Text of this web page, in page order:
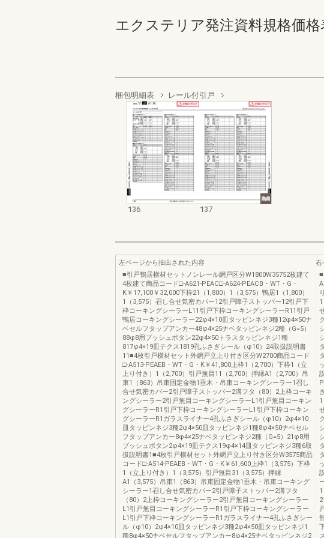
エクステリア発注資料規格価
梱包明細表 レール付引戸
136 137
左ページから抽出された内容
■引戸鴨居横材セットノンレール網戸区分W1800W35752枚建て
4枚建て商品コード□-A621-PEAC□-A624-PEACB・WT・G・
K￥17,100￥32,000下枠21（1,800）1（3,575）鴨居1（1,800）
1（3,575）召し合せ気密カバー12引戸障子ストッパー12引戸下
枠コーキングシーラーL11引戸下枠コーキングシーラーR11引戸
鴨居コーキングシーラー22φ4×10皿タッピンネジ3種12φ4×50ナ
ベセルフタップアンカー48φ4×25ナベタッピンネジ2種（G=5）
88φ8用プッシュボタン22φ4×50トラスタッピンネジ1種
817φ4×19皿テクス1819孔ふさぎシール（φ10）24取扱説明書
11■4枚引戸横材セット外網戸立上り付き区分W2700商品コード
□-A513-PEAEB・WT・G・K￥41,800上枠1（2,700）下枠1（立
上り付き）1（2,700）引戸無目11（2,700）押縁A1（2,700）吊
束1（863）吊束固定金物1垂木・吊束コーキングシーラー1召し
合せ気密カバー2引戸障子ストッパー2溝フタ（80）2上枠コーキ
ングシーラー2引戸無目コーキングシーラーL1引戸無目コーキン
グシーラーR1引戸下枠コーキングシーラーL1引戸下枠コーキン
グシーラーR1ガラスライナー4孔ふさぎシール（φ10）2φ4×10
皿タッピンネジ3種2φ4×50皿タッピンネジ1種8φ4×50ナベセル
フタップアンカー8φ4×25ナベタッピンネジ2種（G=5）21φ8用
プッシュボタン2φ4×19皿テクス19φ4×14皿タッピンネジ3種6取
扱説明書1■4枚引戸横材セット外網戸立上り付き区分W3575商品
コード□-A514-PEAEB・WT・G・K￥61,600上枠1（3,575）下枠
1（立上り付き）1（3,575）引戸無目31（3,575）押縁
A1（3,575）吊束1（863）吊束固定金物1垂木・吊束コーキング
シーラー1召し合せ気密カバー2引戸障子ストッパー2溝フタ
（80）2上枠コーキングシーラー2引戸無目コーキングシーラー
L1引戸無目コーキングシーラーR1引戸下枠コーキングシーラー
L1引戸下枠コーキングシーラーR1ガラスライナー4孔ふさぎシー
ル（φ10）2φ4×10皿タッピンネジ3種2φ4×50皿タッピンネジ1
種8φ4×50ナベセルフタップアンカー8φ4×25ナベタッピンネジ2
右